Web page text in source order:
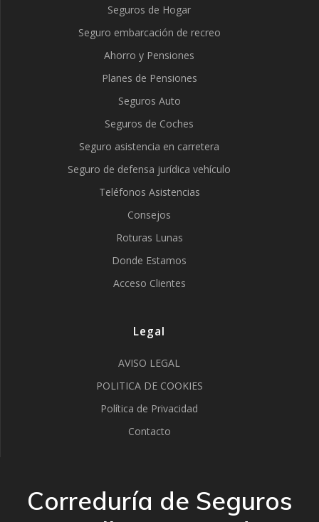
Seguros de Hogar
Seguro embarcación de recreo
Ahorro y Pensiones
Planes de Pensiones
Seguros Auto
Seguros de Coches
Seguro asistencia en carretera
Seguro de defensa jurídica vehículo
Teléfonos Asistencias
Consejos
Roturas Lunas
Donde Estamos
Acceso Clientes
Legal
AVISO LEGAL
POLITICA DE COOKIES
Política de Privacidad
Contacto
Correduría de Seguros